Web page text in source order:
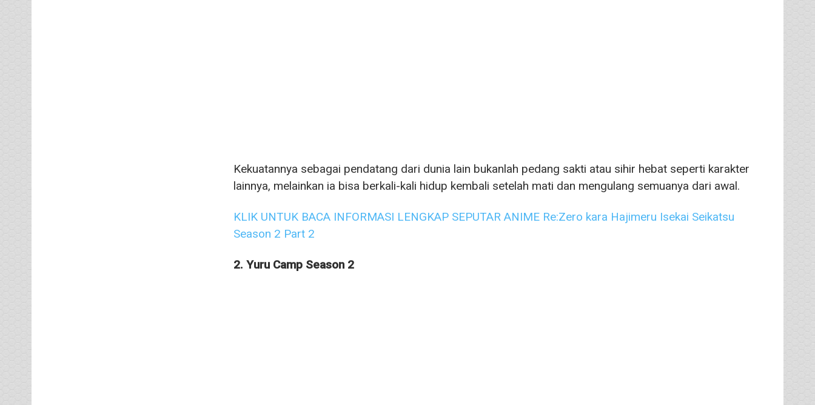
Kekuatannya sebagai pendatang dari dunia lain bukanlah pedang sakti atau sihir hebat seperti karakter
lainnya, melainkan ia bisa berkali-kali hidup kembali setelah mati dan mengulang semuanya dari awal.
KLIK UNTUK BACA INFORMASI LENGKAP SEPUTAR ANIME Re:Zero kara Hajimeru Isekai Seikatsu
Season 2 Part 2
2. Yuru Camp Season 2